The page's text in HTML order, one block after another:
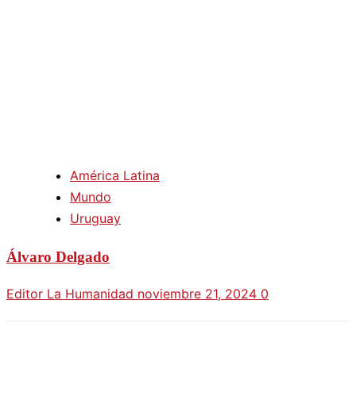
América Latina
Mundo
Uruguay
Álvaro Delgado
Editor La Humanidad noviembre 21, 2024 0